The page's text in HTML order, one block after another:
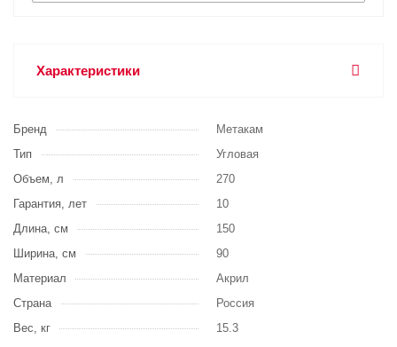
Характеристики
Бренд
Метакам
Тип
Угловая
Объем, л
270
Гарантия, лет
10
Длина, см
150
Ширина, см
90
Материал
Акрил
Страна
Россия
Вес, кг
15.3